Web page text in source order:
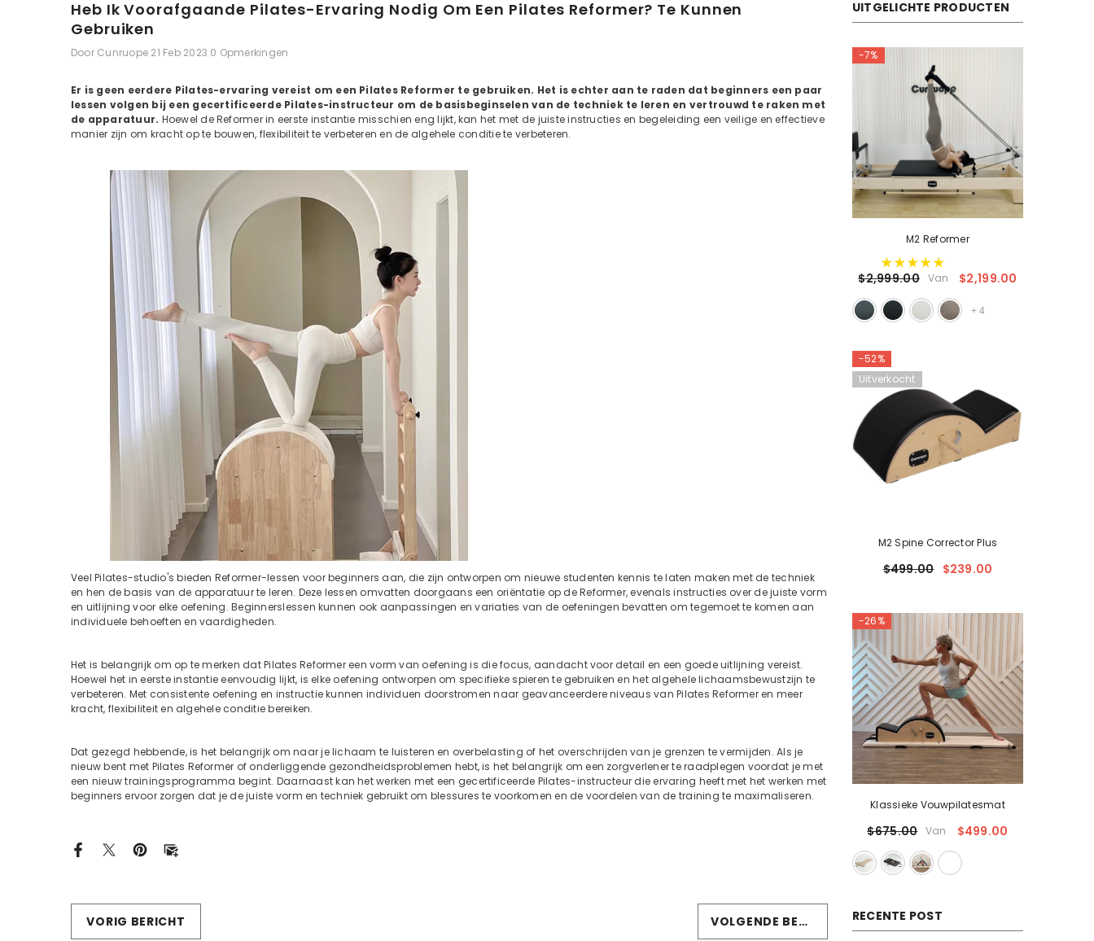
UITGELICHTE PRODUCTEN
-7%
M2 Reformer
$2,999.00 Van $2,199.00
+ 4
-52%
Uitverkocht
M2 Spine Corrector Plus
$499.00 $239.00
-26%
Klassieke Vouwpilatesmat
$675.00 Van $499.00
RECENTE POST
Heb Ik Voorafgaande Pilates-Ervaring Nodig Om Een ​​Pilates Reformer? Te Kunnen
Gebruiken
Door Cunruope 21 Feb 2023 0 Opmerkingen
Er is geen eerdere Pilates-ervaring vereist om een ​​Pilates Reformer te gebruiken. Het is echter aan te raden dat beginners een paar
lessen volgen bij een gecertificeerde Pilates-instructeur om de basisbeginselen van de techniek te leren en vertrouwd te raken met
de apparatuur. Hoewel de Reformer in eerste instantie misschien eng lijkt, kan het met de juiste instructies en begeleiding een veilige en effectieve
manier zijn om kracht op te bouwen, flexibiliteit te verbeteren en de algehele conditie te verbeteren.
Veel Pilates-studio's bieden Reformer-lessen voor beginners aan, die zijn ontworpen om nieuwe studenten kennis te laten maken met de techniek
en hen de basis van de apparatuur te leren. Deze lessen omvatten doorgaans een oriëntatie op de Reformer, evenals instructies over de juiste vorm
en uitlijning voor elke oefening. Beginnerslessen kunnen ook aanpassingen en variaties van de oefeningen bevatten om tegemoet te komen aan
individuele behoeften en vaardigheden.
Het is belangrijk om op te merken dat Pilates Reformer een vorm van oefening is die focus, aandacht voor detail en een goede uitlijning vereist.
Hoewel het in eerste instantie eenvoudig lijkt, is elke oefening ontworpen om specifieke spieren te gebruiken en het algehele lichaamsbewustzijn te
verbeteren. Met consistente oefening en instructie kunnen individuen doorstromen naar geavanceerdere niveaus van Pilates Reformer en meer
kracht, flexibiliteit en algehele conditie bereiken.
Dat gezegd hebbende, is het belangrijk om naar je lichaam te luisteren en overbelasting of het overschrijden van je grenzen te vermijden. Als je
nieuw bent met Pilates Reformer of onderliggende gezondheidsproblemen hebt, is het belangrijk om een ​​zorgverlener te raadplegen voordat je met
een nieuw trainingsprogramma begint. Daarnaast kan het werken met een gecertificeerde Pilates-instructeur die ervaring heeft met het werken met
beginners ervoor zorgen dat je de juiste vorm en techniek gebruikt om blessures te voorkomen en de voordelen van de training te maximaliseren.
VORIG BERICHT VOLGENDE BERICHT